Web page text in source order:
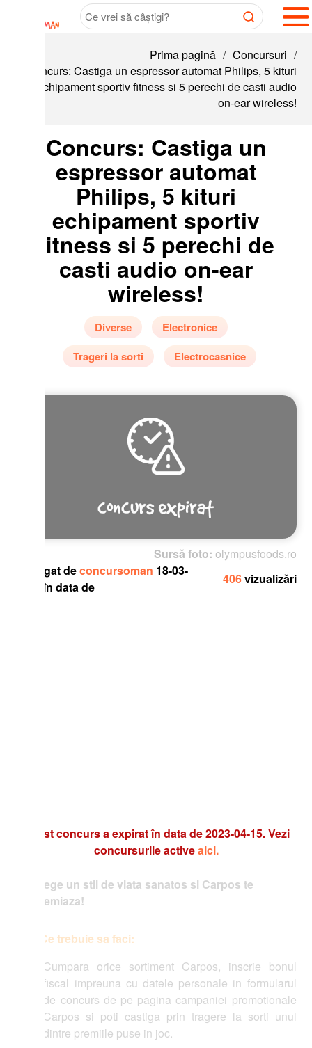
Prima pagină / Concursuri /
Castiga un espressor automat Philips, 5 kituri
sportiv fitness si 5 perechi de casti audio
on-ear wireless!
Concurs: Castiga un
espressor automat
Philips, 5 kituri
echipament sportiv
si 5 perechi de
casti audio on-ear
wireless!
Diverse
Electronice
Trageri la sorti
Electrocasnice
Sursă foto:olympusfoods.ro
concursoman18-03-
data de
406 vizualizări
concurs a expirat în data de 2023-04-15. Vezi
concursurile activeaici.
un stil de viata sanatos si Carpos te
trebuie sa faci:
orice sortiment Carpos, inscrie bonul
impreuna cu datele personale in formularul
concurs de pe pagina campaniei promotionale
si poti castiga prin tragere la sorti unul
premiile puse in joc.